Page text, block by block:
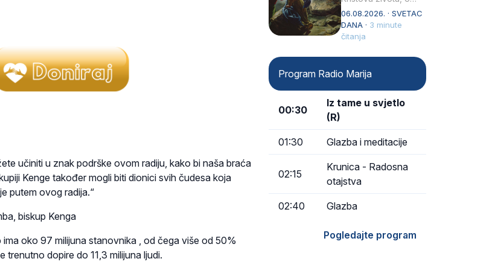
učiniti u znak podrške ovom radiju, kako bi naša braća
Kenge također mogli biti dionici svih čudesa koja
putem ovog radija.“
biskup Kenga
oko 97 milijuna stanovnika , od čega više od 50%
trenutno dopire do 11,3 milijuna ljudi.
kojem nas izvješćuju
evanđelisti Matej,
Marko i Luka te sveti
06.08.2026. · SVETAC
DANA · 3 minute
čitanja
Program Radio Marija
00:30
Iz tame u svjetlo
(R)
01:30 Glazba i meditacije
02:15
Krunica - Radosna
otajstva
02:40 Glazba
Pogledajte program